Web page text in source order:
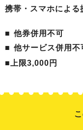
携帯・スマホによる
他券併用不可
他サービス併用不
■上限3,000円